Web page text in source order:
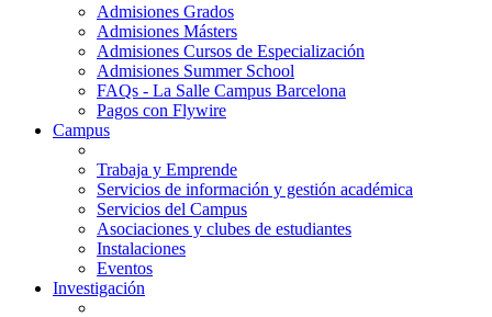
Admisiones Grados
Admisiones Másters
Admisiones Cursos de Especialización
Admisiones Summer School
FAQs - La Salle Campus Barcelona
Pagos con Flywire
Campus
Trabaja y Emprende
Servicios de información y gestión académica
Servicios del Campus
Asociaciones y clubes de estudiantes
Instalaciones
Eventos
Investigación